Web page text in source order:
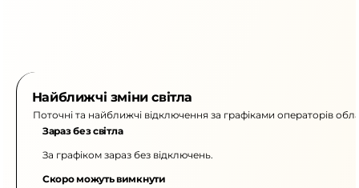
Найближчі зміни світла
Поточні та найближчі відключення за графіками операторів
Зараз без світла
За графіком зараз без відключень.
Скоро можуть вимкнути